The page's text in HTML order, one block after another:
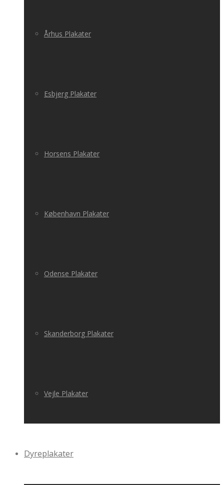
Århus Plakater
Esbjerg Plakater
Horsens Plakater
København Plakater
Odense Plakater
Skanderborg Plakater
Vejle Plakater
Dyreplakater